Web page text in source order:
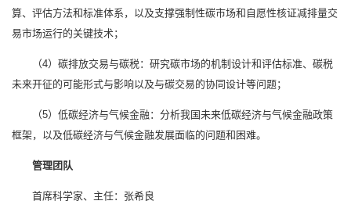
算、评估方法和标准体系，以及支撑强制性碳市场和自愿性核证减排量交
易市场运行的关键技术；
（4）碳排放交易与碳税：研究碳市场的机制设计和评估标准、碳税
未来开征的可能形式与影响以及与碳交易的协同设计等问题；
（5）低碳经济与气候金融：分析我国未来低碳经济与气候金融政策
框架，以及低碳经济与气候金融发展面临的问题和困难。
管理团队
首席科学家、主任：张希良